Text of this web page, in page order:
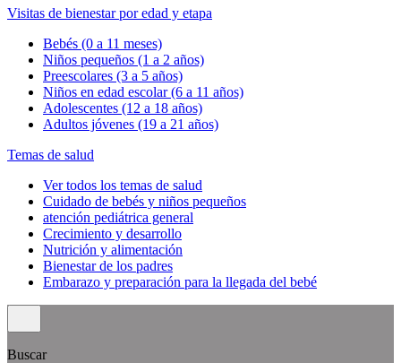
Visitas de bienestar por edad y etapa
Bebés (0 a 11 meses)
Niños pequeños (1 a 2 años)
Preescolares (3 a 5 años)
Niños en edad escolar (6 a 11 años)
Adolescentes (12 a 18 años)
Adultos jóvenes (19 a 21 años)
Temas de salud
Ver todos los temas de salud
Cuidado de bebés y niños pequeños
atención pediátrica general
Crecimiento y desarrollo
Nutrición y alimentación
Bienestar de los padres
Embarazo y preparación para la llegada del bebé
Buscar